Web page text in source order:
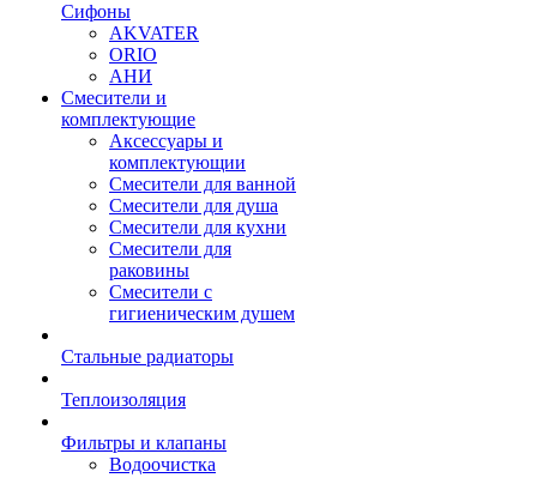
Сифоны
AKVATER
ORIO
АНИ
Смесители и
комплектующие
Аксессуары и
комплектующии
Смесители для ванной
Смесители для душа
Смесители для кухни
Смесители для
раковины
Смесители с
гигиеническим душем
Стальные радиаторы
Теплоизоляция
Фильтры и клапаны
Водоочистка